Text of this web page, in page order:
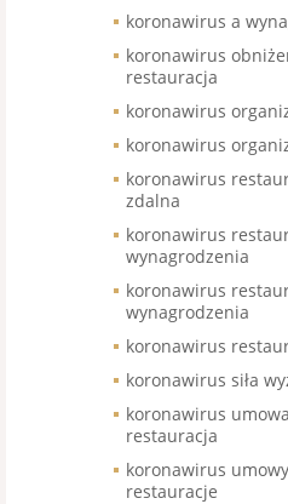
koronawirus a
koronawirus
restauracja
koronawirus
koronawirus
koronawirus
zdalna
koronawirus
wynagrodzenia
koronawirus
wynagrodzenia
koronawirus
koronawirus siła
koronawirus
restauracja
koronawirus
restauracje